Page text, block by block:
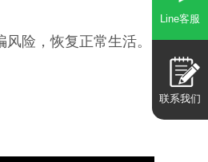
险，恢复正常生活。
Line客服
联系我们